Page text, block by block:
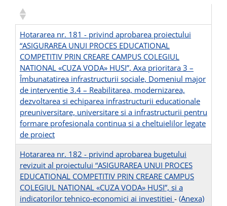
Hotararea nr. 181 - privind aprobarea proiectului
“ASIGURAREA UNUI PROCES EDUCATIONAL
COMPETITIV PRIN CREARE CAMPUS COLEGIUL
NATIONAL «CUZA VODA» HUSI”, Axa prioritara 3 –
Îmbunatatirea infrastructurii sociale, Domeniul major
de interventie 3.4 – Reabilitarea, modernizarea,
dezvoltarea si echiparea infrastructurii educationale
preuniversitare, universitare si a infrastructurii pentru
formare profesionala continua si a cheltuielilor legate
de proiect
Hotararea nr. 182 - privind aprobarea bugetului
revizuit al proiectului “ASIGURAREA UNUI PROCES
EDUCATIONAL COMPETITIV PRIN CREARE CAMPUS
COLEGIUL NATIONAL «CUZA VODA» HUSI”, si a
indicatorilor tehnico-economici ai investitiei - (Anexa)